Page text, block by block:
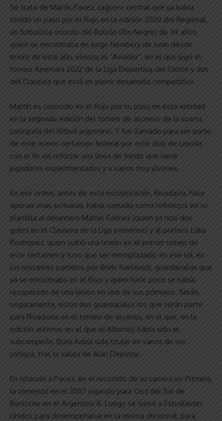
Se trata de Martín Pavez, zaguero central que ya había
tenido un paso por el Rojo en la edición 2020 del Regional,
un futbolista oriundo del Bolsón (Rio Negro) de 34 años,
quien se encontraba en Jorge Newbery de Junín desde
enero de este año, elenco, el “Aviador”, en el que jugó el
torneo Apertura 2022 de la Liga Deportiva del Oeste y dos
del Clausura que está en pleno desarrollo competitivo.
Martín es conocido en el Rojo por su paso en esta entidad
en la segunda edición del torneo de ascenso de la cuarta
categoría del fútbol argentino. Y fue llamado para ser parte
de este nuevo certamen federal por este club de Lincoln,
con el fin de reforzar una línea de fondo que tiene
jugadores experimentados y a varios muy jóvenes.
En ese orden, antes de esta incorporación, Rivadavia, hace
apenas unas semanas, había sumado como refuerzos en su
plantilla al delantero Matías Gómez (quien ya hizo dos
goles en el Clausura de la Liga juninense) y al portero Luka
Rodríguez, quien sufrió una lesión en el primer cotejo de
este certamen y tuvo que ser reemplazado, en ese rol, en
los restantes partidos, por Boris Sablevich, guardavallas que
ya se encontraba en el Rojo y quien hace poco se había
recuperado de una lesión en uno de sus pómulos. Serán,
seguramente, estos dos guardapalos los que serán parte
para Rivadavia en el torneo de ascenso, en el que, en la
edición anterior, en el que el Albirrojo había sido el
subcampeón, Boris había sido titular en varios de los
cotejos, tras la salida de Alan Depotte.
En relación a Pavez, en el recorrido de su carrera en Primera,
la comenzó en el 2007 jugando para Cruz del Sur de
Bariloche en el Argentino B. Luego se sumó a Estudiantes
Unidos para desempeñarse en la misma divisional; para,